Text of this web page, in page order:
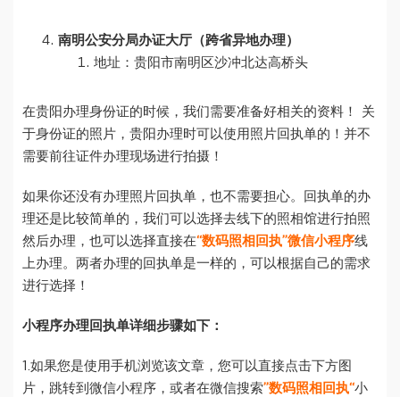
南明公安分局办证大厅（跨省异地办理）
地址：贵阳市南明区沙冲北达高桥头
在贵阳办理身份证的时候，我们需要准备好相关的资料！ 关
于身份证的照片，贵阳办理时可以使用照片回执单的！并不
需要前往证件办理现场进行拍摄！
如果你还没有办理照片回执单，也不需要担心。回执单的办
理还是比较简单的，我们可以选择去线下的照相馆进行拍照
然后办理，也可以选择直接在“数码照相回执”微信小程序线
上办理。两者办理的回执单是一样的，可以根据自己的需求
进行选择！
小程序办理回执单详细步骤如下：
1.如果您是使用手机浏览该文章，您可以直接点击下方图
片，跳转到微信小程序，或者在微信搜索”数码照相回执“小